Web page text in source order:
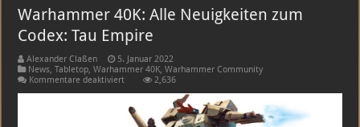
Warhammer 40K: Alle Neuigkeiten zum
Codex: Tau Empire
Alexander Claßen
5. Januar 2022
News,Tabletop,Warhammer 40K,Warhammer Community
Kommentare deaktiviertfür
Alle
Neuigkeiten
2,636